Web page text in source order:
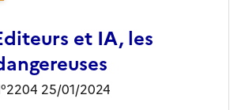
et IA, les
25/01/2024